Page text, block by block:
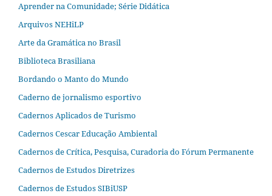
Aprender na Comunidade; Série Didática
Arquivos NEHiLP
Arte da Gramática no Brasil
Biblioteca Brasiliana
Bordando o Manto do Mundo
Caderno de jornalismo esportivo
Cadernos Aplicados de Turismo
Cadernos Cescar Educação Ambiental
Cadernos de Crítica, Pesquisa, Curadoria do Fórum Permanente
Cadernos de Estudos Diretrizes
Cadernos de Estudos SIBiUSP